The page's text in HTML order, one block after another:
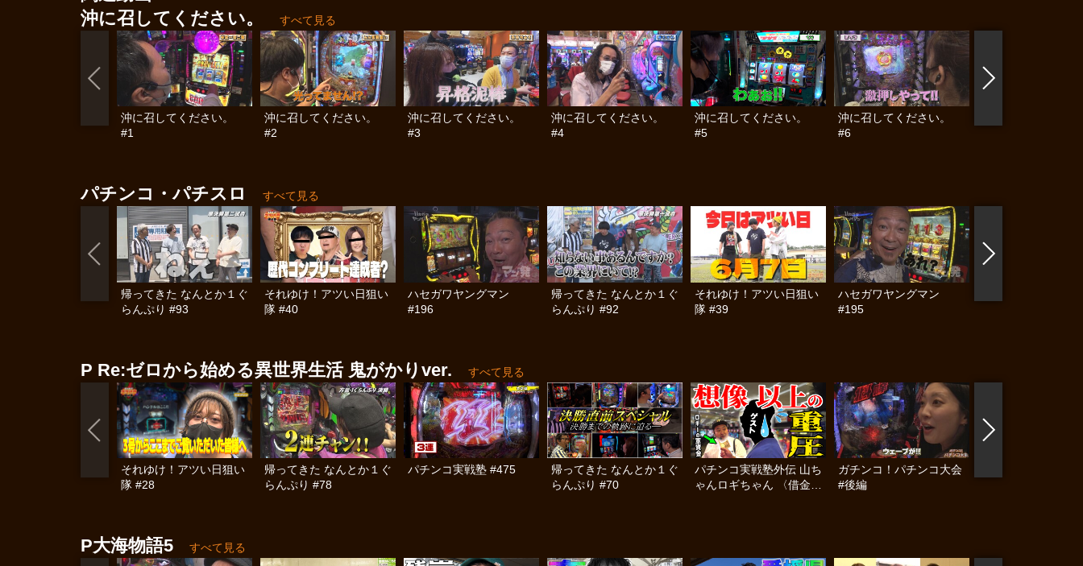
沖に召してください。
すべて見る
沖に召してください。
#1
沖に召してください。
#2
沖に召してください。
#3
沖に召してください。
#4
沖に召してください。
#5
沖に召してください。
#6
パチンコ・パチスロ すべて見る
帰ってきた なんとか１ぐ
らんぷり #93
それゆけ！アツい日狙い
隊 #40
ハセガワヤングマン
#196
帰ってきた なんとか１ぐ
らんぷり #92
それゆけ！アツい日狙い
隊 #39
ハセガワヤングマン
#195
P Re:ゼロから始める異世界生活 鬼がかりver. すべて見る
それゆけ！アツい日狙い
隊 #28
帰ってきた なんとか１ぐ
らんぷり #78
パチンコ実戦塾 #475
帰ってきた なんとか１ぐ
らんぷり #70
パチンコ実戦塾外伝 山ち
ゃんロギちゃん 〈借金返
ガチンコ！パチンコ大会
#後編
P大海物語5 すべて見る